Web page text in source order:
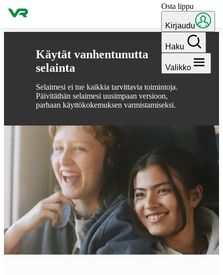
Käytät vanhentunutta
selainta
Selaimesi ei tue kaikkia tarvittavia toimintoja.
Päivitäthän selaimesi uusimpaan versioon,
parhaan käyttökokemuksen varmistamiseksi.
Hyppää sisältöön Osta lippu
Kirjaudu
Haku
Valikko